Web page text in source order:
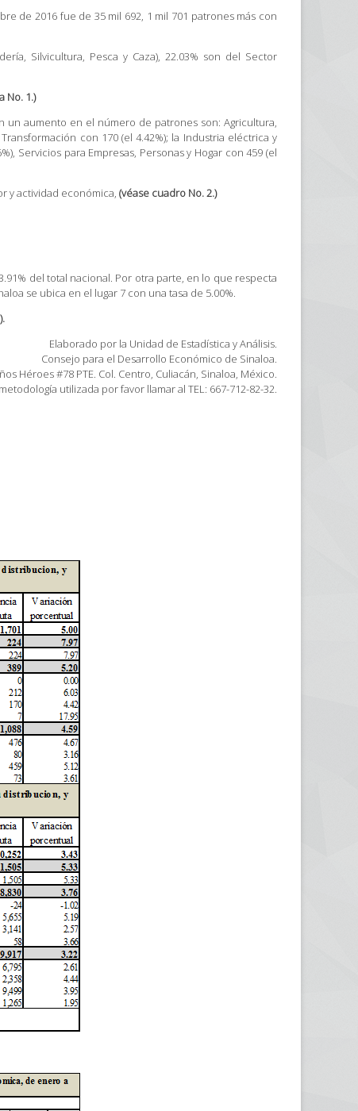
de 2016 fue de 35 mil 692, 1 mil 701 patrones más con
Silvicultura, Pesca y Caza), 22.03% son del Sector
No. 1.)
un aumento en el número de patrones son: Agricultura,
con 170 (el 4.42%); la Industria eléctrica y
Servicios para Empresas, Personas y Hogar con 459 (el
y actividad económica, (véase cuadro No. 2.)
del total nacional. Por otra parte, en lo que respecta
se ubica en el lugar 7 con una tasa de 5.00%.
Elaborado por la Unidad de Estadística y Análisis.
Consejo para el Desarrollo Económico de Sinaloa.
Héroes #78 PTE. Col. Centro, Culiacán, Sinaloa, México.
utilizada por favor llamar al TEL: 667-712-82-32.